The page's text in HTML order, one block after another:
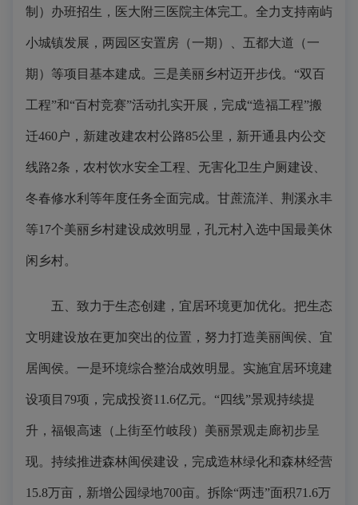
制）办班招生，医大附三医院主体完工。全力支持南屿
小城镇发展，两园区安置房（一期）、五都大道（一
期）等项目基本建成。三是美丽乡村迈开步伐。“双百
工程”和“百村竞赛”活动扎实开展，完成“造福工程”搬
迁460户，新建改建农村公路85公里，新开通县内公交
线路2条，农村饮水安全工程、无害化卫生户厕建设、
冬春修水利等年度任务全面完成。甘蔗流洋、荆溪永丰
等17个美丽乡村建设成效明显，孔元村入选中国最美休
闲乡村。
五、致力于生态创建，宜居环境更加优化。把生态
文明建设放在更加突出的位置，努力打造美丽闽侯、宜
居闽侯。一是环境综合整治成效明显。实施宜居环境建
设项目79项，完成投资11.6亿元。“四线”景观持续提
升，福银高速（上街至竹岐段）美丽景观走廊初步呈
现。持续推进森林闽侯建设，完成造林绿化和森林经营
15.8万亩，新增公园绿地700亩。拆除“两违”面积71.6万